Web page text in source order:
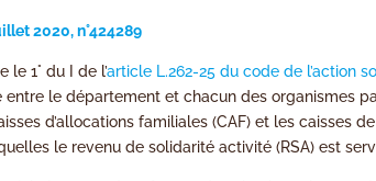
2020, n°424289
le 1° du I de l’article L.262-25 du code de l’action
le département et chacun des organismes
d’allocations familiales (CAF) et les caisses
le revenu de solidarité activité (RSA) est